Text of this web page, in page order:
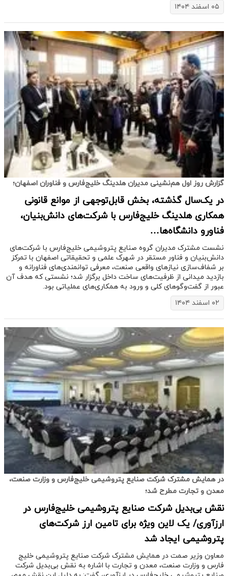
۰۵ اسفند ۱۴۰۴
گزارش روز اول هم‌نشینی مدیران هلدینگ خلیج‌فارس و فناوران اصفهان؛
در یک‌سال گذشته، بخش قابل‌توجهی از موانع قانونی
همکاری هلدینگ خلیج‌فارس با شرکت‌های دانش‌بنیان،
فناورو دانشگاه‌ها…
نشست مشترک مدیران گروه صنایع پتروشیمی خلیج‌فارس با شرکت‌های
دانش‌بنیان و فناور مستقر در شهرک علمی و تحقیقاتی اصفهان با تمرکز
بر شفاف‌سازی نیازهای واقعی صنعت، معرفی توانمندی‌های فناورانه و
بازدید میدانی از ظرفیت‌های ساخت داخل برگزار شد؛ نشستی که هدف آن
عبور از گفت‌وگوهای کلی و ورود به همکاری‌های عملیاتی بود.
۰۲ اسفند ۱۴۰۴
در همایش مشترک شرکت صنایع پتروشیمی خلیج‌فارس و وزارت صنعت،
معدن و تجارت مطرح شد؛
نقش بی‌بدیل شرکت صنایع پتروشیمی خلیج‌فارس در
ارزآوری/ یک لاین ویژه برای تامین ارز شرکت‌های
پتروشیمی ایجاد شد
معاون وزیر صمت در همایش مشترک شرکت صنایع پتروشیمی خلیج
فارس و وزارت صنعت، معدن و تجارت با اشاره به نقش بی‌بدیل شرکت